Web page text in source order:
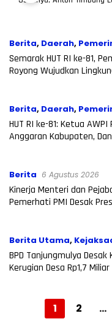
Berita, Daerah,
Semarak HUT RI ke-81,
Royong Wujudkan
Berita, Daerah,
2026
HUT RI ke-81: Ketua
Anggaran Kabupaten,
Berita 6 Agustus 2026
Kinerja Menteri dan
Pemerhati PMI Desak
Berita Utama,
Agustus 2026
BPD Tanjungmulya
Kerugian Desa Rp1,7
Paginasi1 2 …